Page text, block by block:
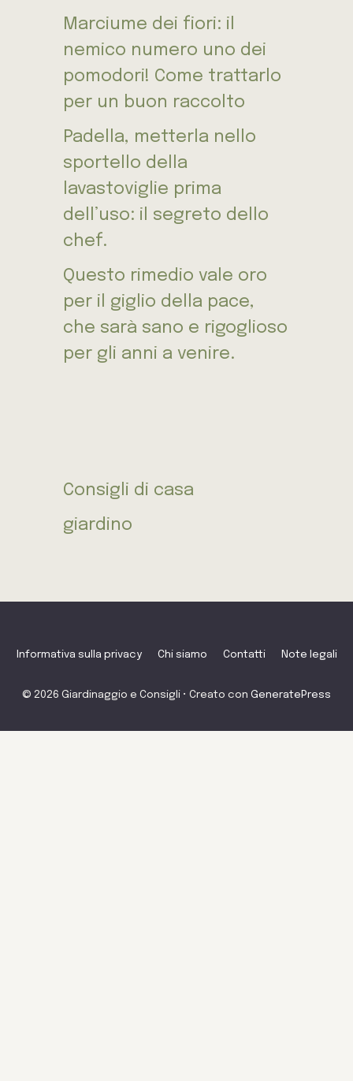
Marciume dei fiori: il
nemico numero uno dei
pomodori! Come trattarlo
per un buon raccolto
Padella, metterla nello
sportello della
lavastoviglie prima
dell’uso: il segreto dello
chef.
Questo rimedio vale oro
per il giglio della pace,
che sarà sano e rigoglioso
per gli anni a venire.
Consigli di casa
giardino
Informativa sulla privacy Chi siamo Contatti Note legali
© 2026 Giardinaggio e Consigli • Creato con GeneratePress